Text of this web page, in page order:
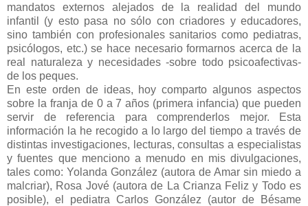
mandatos externos alejados de la realidad del mundo
infantil (y esto pasa no sólo con criadores y educadores,
sino también con profesionales sanitarios como pediatras,
psicólogos, etc.) se hace necesario formarnos acerca de la
real naturaleza y necesidades -sobre todo psicoafectivas-
de los peques.
En este orden de ideas, hoy comparto algunos aspectos
sobre la franja de 0 a 7 años (primera infancia) que pueden
servir de referencia para comprenderlos mejor. Esta
información la he recogido a lo largo del tiempo a través de
distintas investigaciones, lecturas, consultas a especialistas
y fuentes que menciono a menudo en mis divulgaciones,
tales como: Yolanda González (autora de Amar sin miedo a
malcriar), Rosa Jové (autora de La Crianza Feliz y Todo es
posible), el pediatra Carlos González (autor de Bésame